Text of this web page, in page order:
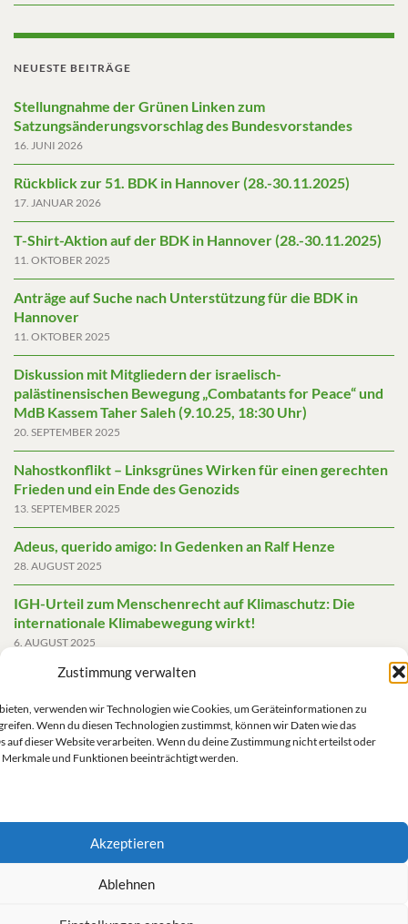
Zustimmung verwalten
verwenden wir Technologien wie Cookies, um Geräteinformationen zu
Wenn du diesen Technologien zustimmst, können wir Daten wie das
auf dieser Website verarbeiten. Wenn du deine Zustimmung nicht erteilst oder
und Funktionen beeinträchtigt werden.
Akzeptieren
Ablehnen
NEUESTE BEITRÄGE
Stellungnahme der Grünen Linken zum
Satzungsänderungsvorschlag des Bundesvorstandes
16. JUNI 2026
Rückblick zur 51. BDK in Hannover (28.-30.11.2025)
17. JANUAR 2026
T-Shirt-Aktion auf der BDK in Hannover (28.-30.11.2025)
11. OKTOBER 2025
Anträge auf Suche nach Unterstützung für die BDK in
Hannover
11. OKTOBER 2025
Diskussion mit Mitgliedern der israelisch-
palästinensischen Bewegung „Combatants for Peace“ und
MdB Kassem Taher Saleh (9.10.25, 18:30 Uhr)
20. SEPTEMBER 2025
Nahostkonflikt – Linksgrünes Wirken für einen gerechten
Frieden und ein Ende des Genozids
13. SEPTEMBER 2025
Adeus, querido amigo: In Gedenken an Ralf Henze
28. AUGUST 2025
IGH-Urteil zum Menschenrecht auf Klimaschutz: Die
internationale Klimabewegung wirkt!
6. AUGUST 2025
Friedensgutachten 2025
Die AfD mit mehr Demokratie wegregieren
14. MAI 2025
Impressum/Datenschutz